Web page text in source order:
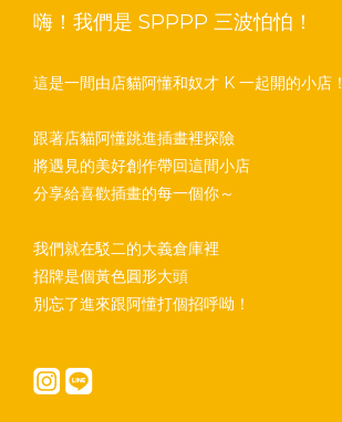
嗨！我們是 SPPPP 三波怕怕！
這是一間由店貓阿懂和奴才 K 一起開的小店！
跟著店貓阿懂跳進插畫裡探險
將遇見的美好創作帶回這間小店
分享給喜歡插畫的每一個你～
我們就在駁二的大義倉庫裡
招牌是個黃色圓形大頭
別忘了進來跟阿懂打個招呼呦！